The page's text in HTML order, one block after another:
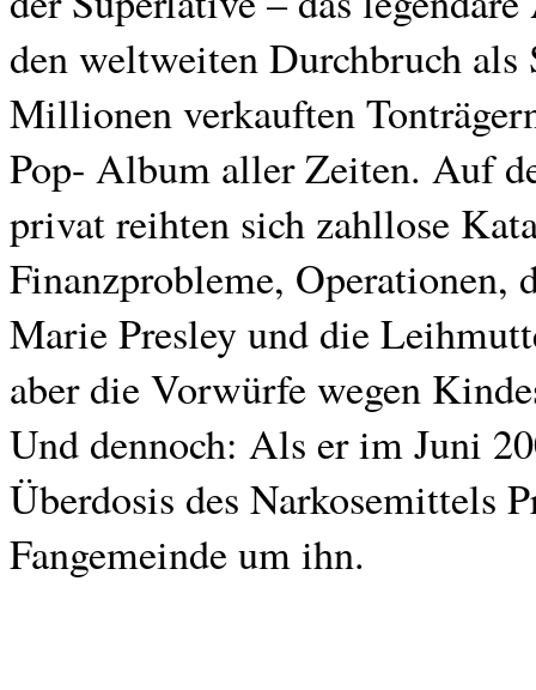
den weltweiten Durchbruch
Millionen verkauften
Pop- Album aller Zeiten. Auf
privat reihten sich zahllose
Finanzprobleme, Operationen,
Marie Presley und die
aber die Vorwürfe wegen
Und dennoch: Als er im Juni
Überdosis des Narkosemittels
Fangemeinde um ihn.